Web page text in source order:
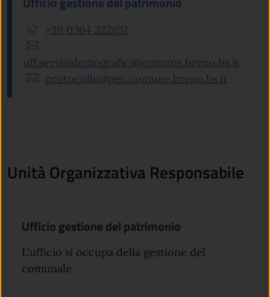
+39 0364 322651
uff.servizidemografici@comune.breno.bs.it
protocollo@pec.comune.breno.bs.it
Unità Organizzativa Responsabile
Ufficio gestione del patrimonio
L'ufficio si occupa della gestione del
comunale